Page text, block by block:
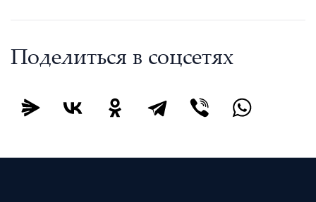
Поделиться в соцсетях